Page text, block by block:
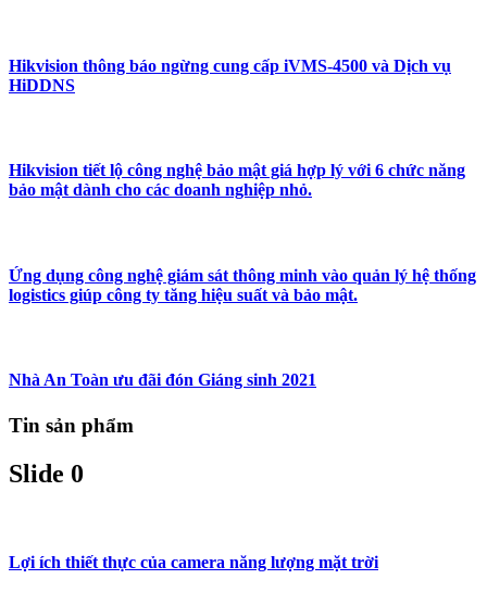
Hikvision thông báo ngừng cung cấp iVMS-4500 và Dịch vụ
HiDDNS
Hikvision tiết lộ công nghệ bảo mật giá hợp lý với 6 chức năng
bảo mật dành cho các doanh nghiệp nhỏ.
Ứng dụng công nghệ giám sát thông minh vào quản lý hệ thống
logistics giúp công ty tăng hiệu suất và bảo mật.
Nhà An Toàn ưu đãi đón Giáng sinh 2021
Tin sản phẩm
Slide 0
Lợi ích thiết thực của camera năng lượng mặt trời